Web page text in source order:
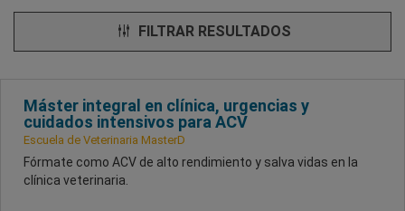
FILTRAR RESULTADOS
Máster integral en clínica, urgencias y
cuidados intensivos para ACV
Escuela de Veterinaria MasterD
Fórmate como ACV de alto rendimiento y salva vidas en la
clínica veterinaria.